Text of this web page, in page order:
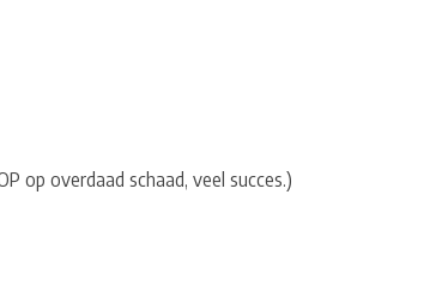
op overdaad schaad, veel succes.)